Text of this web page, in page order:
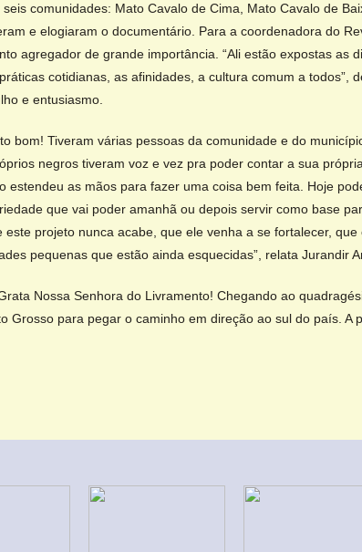
comunidades: Mato Cavalo de Cima, Mato Cavalo de
e elogiaram o documentário. Para a coordenadora do
agregador de grande importância. “Ali estão expostas as
cotidianas, as afinidades, a cultura comum a todos”,
e entusiasmo.
bom! Tiveram várias pessoas da comunidade e do
negros tiveram voz e vez pra poder contar a sua
estendeu as mãos para fazer uma coisa bem feita. Hoje
que vai poder amanhã ou depois servir como base
projeto nunca acabe, que ele venha a se fortalecer,
pequenas que estão ainda esquecidas”, relata Jurandir
Nossa Senhora do Livramento! Chegando ao
Grosso para pegar o caminho em direção ao sul do país. A